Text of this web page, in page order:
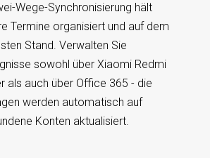
Wege-Synchronisierung hält
Termine organisiert und auf dem
Stand. Verwalten Sie
sowohl über Xiaomi Redmi
als auch über Office 365 - die
werden automatisch auf
Konten aktualisiert.